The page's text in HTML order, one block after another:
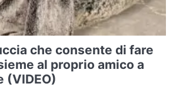
che consente di fare
al proprio amico a
(VIDEO)